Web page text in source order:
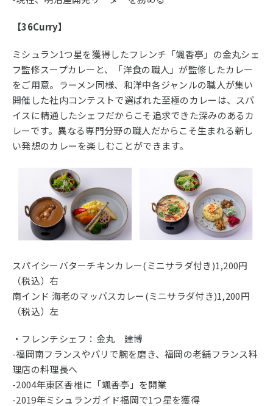
【36Curry】
ミシュラン1つ星を獲得したフレンチ「颯香亭」の金丸シェ
フ監修スープカレーと、「洋食の職人」が監修したカレー
をご用意。ラーメン同様、和洋中各ジャンルの職人が集い
開催した社内コンテストで選ばれた至極のカレーは、スパ
イスに精通したシェフだからこそ追求できた深みのあるカ
レーです。異なる専門分野の職人だからこそ生まれる新し
い発想のカレーを楽しむことができます。
スパイシーバターチキンカレー(ミニサラダ付き)1,200円
（税込）右
南インド 海老のマッパスカレー(ミニサラダ付き)1,200円
（税込）左
・フレンチシェフ：金丸 建博
-福岡南フランスやパリで腕を磨き、福岡の老舗フランス料
理店の料理長へ
-2004年東区香椎に「颯香亭」を開業
-2019年ミシュランガイド福岡で1つ星を獲得